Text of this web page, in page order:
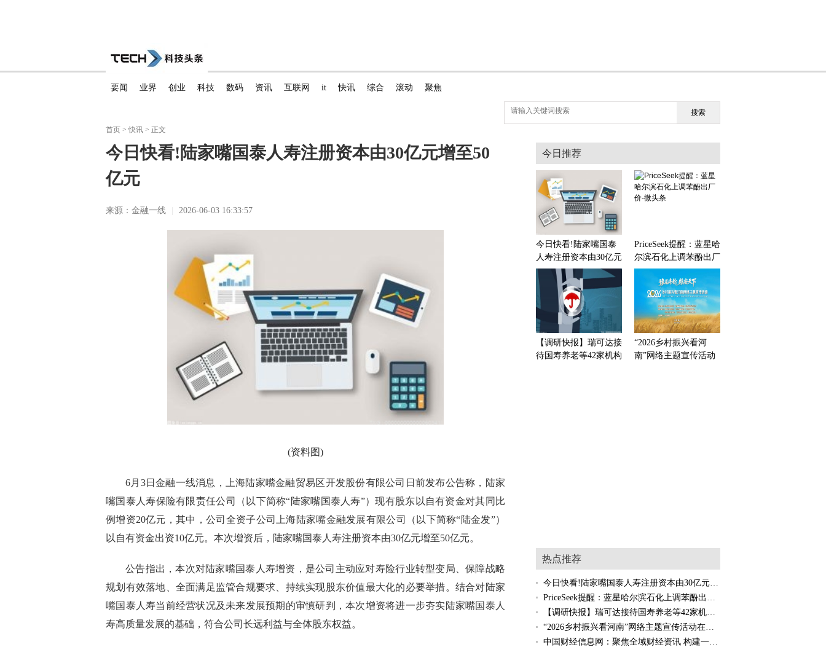
要闻 业界 创业 科技 数码 资讯 互联网 it 快讯 综合 滚动 聚焦
搜索
首页 > 快讯 > 正文
今日快看!陆家嘴国泰人寿注册资本由30亿元增至50
亿元
来源：金融一线 2026-06-03 16:33:57
(资料图)
6月3日金融一线消息，上海陆家嘴金融贸易区开发股份有限公司日前发布公告称，陆家
嘴国泰人寿保险有限责任公司（以下简称“陆家嘴国泰人寿”）现有股东以自有资金对其同比
例增资20亿元，其中，公司全资子公司上海陆家嘴金融发展有限公司（以下简称“陆金发”）
以自有资金出资10亿元。本次增资后，陆家嘴国泰人寿注册资本由30亿元增至50亿元。
公告指出，本次对陆家嘴国泰人寿增资，是公司主动应对寿险行业转型变局、保障战略
规划有效落地、全面满足监管合规要求、持续实现股东价值最大化的必要举措。结合对陆家
嘴国泰人寿当前经营状况及未来发展预期的审慎研判，本次增资将进一步夯实陆家嘴国泰人
寿高质量发展的基础，符合公司长远利益与全体股东权益。
今日推荐
今日快看!陆家嘴国泰
人寿注册资本由30亿元
增至50亿元
PriceSeek提醒：蓝星哈
尔滨石化上调苯酚出厂
价-微头条
【调研快报】瑞可达接
待国寿养老等42家机构
“2026乡村振兴看河
南”网络主题宣传活动
热点推荐
今日快看!陆家嘴国泰人寿注册资本由30亿元增至50亿元
PriceSeek提醒：蓝星哈尔滨石化上调苯酚出厂价-微头条
【调研快报】瑞可达接待国寿养老等42家机构调研
“2026乡村振兴看河南”网络主题宣传活动在商丘市民权县启动
中国财经信息网：聚焦全域财经资讯 构建一站式综合财经服务门户